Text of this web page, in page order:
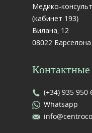
Медико-
(кабинет 193)
Вилана, 12
08022 Барселона
(+34) 935 950
Whatsapp